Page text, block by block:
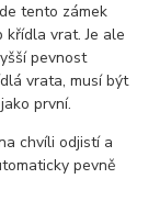
tento zámek
vrat. Je ale
pevnost
vrata, musí být
první.
chvíli odjistí a
pevně